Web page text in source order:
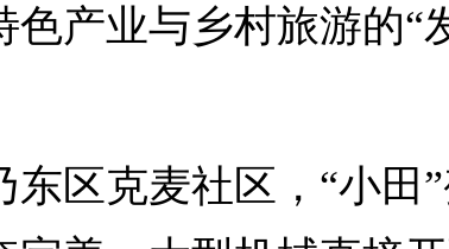
色产业与乡村旅游的“
克麦社区，“小田”